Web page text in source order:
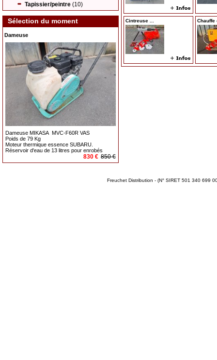
Tapissier/peintre (10)
Sélection du moment
Dameuse
Dameuse MIKASA MVC-F60R VAS
Poids de 79 Kg
Moteur thermique essence SUBARU.
Réservoir d'eau de 13 litres pour enrobés
850 €
830 €
Cintreuse ... Chauffe
Freuchet Distribution - (N° SIRET 501 340 699